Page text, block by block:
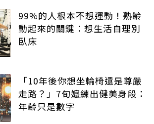
99%的人根本不想運動！熟齡
動起來的關鍵：想生活自理別
臥床
「10年後你想坐輪椅還是尊嚴
走路？」7旬嬤練出健美身段：
年齡只是數字